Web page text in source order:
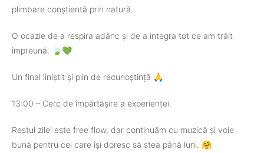
plimbare conștientă prin natură.
O ocazie de a respira adânc și de a integra tot ce am trăit
împreună. 🍃💚
Un final liniștit și plin de recunoștință 🙏
13:00 – Cerc de împărtășire a experienței.
Restul zilei este free flow, dar continuăm cu muzică și voie
bună pentru cei care își doresc să stea până luni. 🤗